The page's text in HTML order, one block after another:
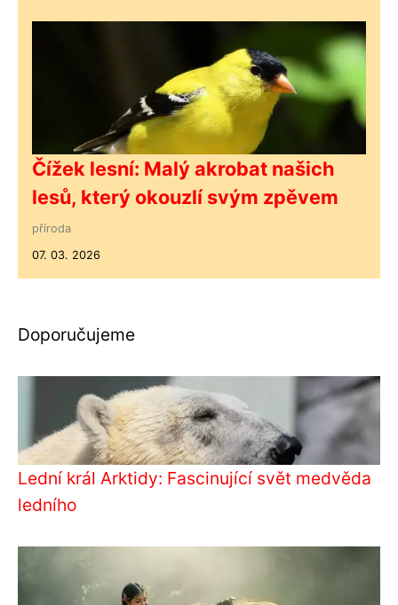
Čížek lesní: Malý akrobat našich
lesů, který okouzlí svým zpěvem
příroda
07. 03. 2026
Doporučujeme
Lední král Arktidy: Fascinující svět medvěda
ledního